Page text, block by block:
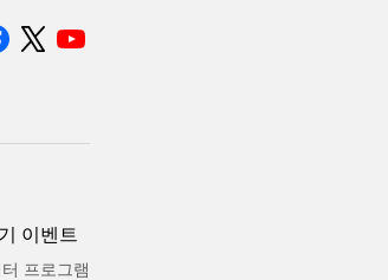
이벤트
프로그램